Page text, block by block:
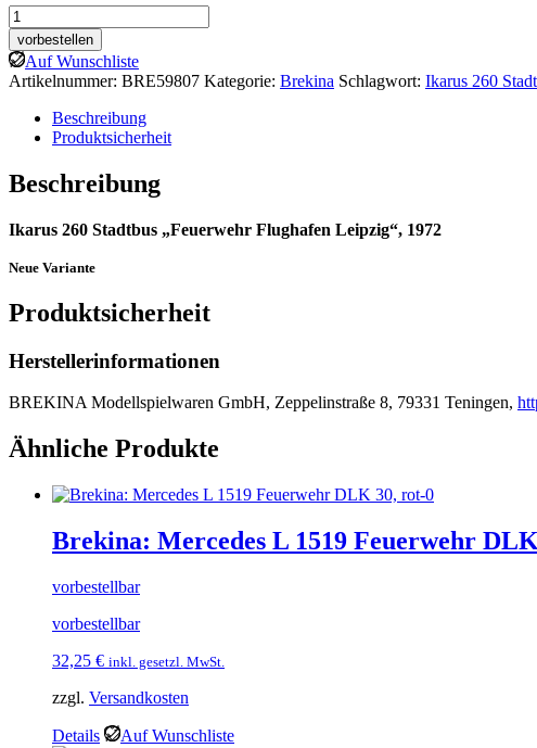
Brekina:
Ikarus
260
Stadtbus
"FW
Flughafen
Leipzig"
Menge
vorbestellen
Auf Wunschliste
Artikelnummer: BRE59807 Kategorie: Brekina Schlagwort: Ikarus 260
Beschreibung
Produktsicherheit
Beschreibung
Ikarus 260 Stadtbus „Feuerwehr Flughafen Leipzig“, 1972
Neue Variante
Produktsicherheit
Herstellerinformationen
BREKINA Modellspielwaren GmbH, Zeppelinstraße 8, 79331 Teningen,
Ähnliche Produkte
Brekina: Mercedes L 1519 Feuerwehr
vorbestellbar
vorbestellbar
32,25 € inkl. gesetzl. MwSt.
zzgl. Versandkosten
Details Auf Wunschliste